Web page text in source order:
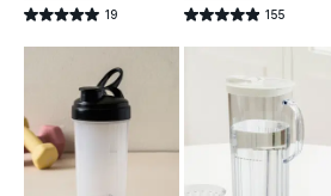
별점 5.0점 19
건 작성 별점 4.9점 155
건 작성